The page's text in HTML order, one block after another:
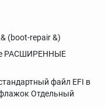
(boot-repair &)
РАСШИРЕННЫЕ
файл EFI в
Отдельный